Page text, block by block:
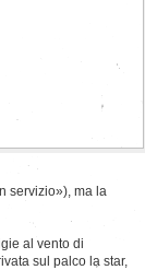
servizio»), ma la
al vento di
sul palco la star,